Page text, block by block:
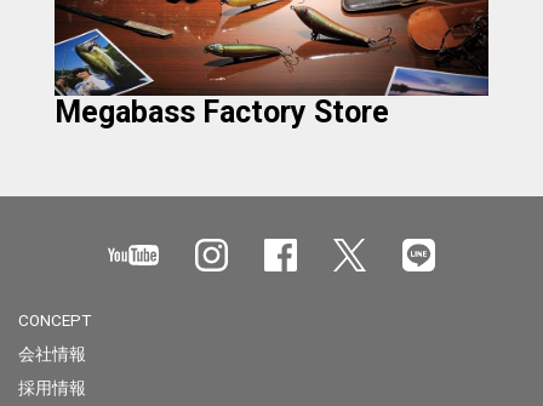
Megabass Factory Store
CONCEPT
会社情報
採用情報